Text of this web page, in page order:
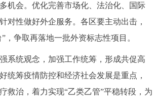
机会。优化完善市场化、法治化、国际
对性做好外企服务。各区要主动出击，
，争取再落地一批外资标志性项目。
统观念，加强工作统筹，形成共促高
统筹疫情防控和经济社会发展是重点，
救治，着力实现“乙类乙管”平稳转段，为